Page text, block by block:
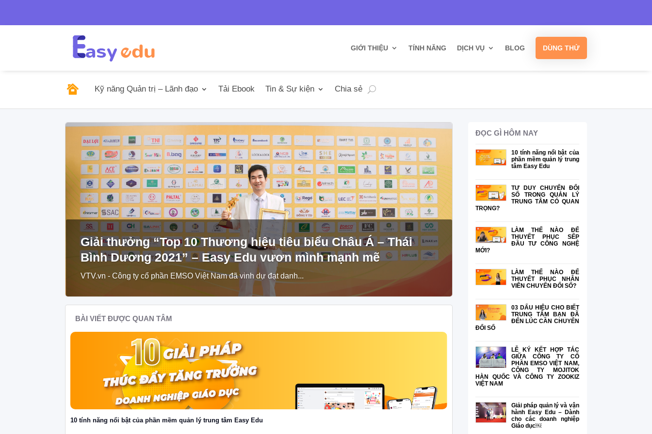
GIỚI THIỆU TÍNH NĂNG DỊCH VỤ BLOG DÙNG THỬ
Kỹ năng Quản trị – Lãnh đạo Tải Ebook Tin & Sự kiện Chia sẻ
Giải thưởng “Top 10 Thương hiệu tiêu biểu Châu Á – Thái
Bình Dương 2021” – Easy Edu vươn mình mạnh mẽ
VTV.vn - Công ty cổ phần EMSO Việt Nam đã vinh dự đạt danh...
BÀI VIẾT ĐƯỢC QUAN TÂM
10 tính năng nổi bật của phần mềm quản lý trung tâm Easy Edu TƯ DUY CHUYỂN ĐỔI SỐ TRONG QUẢN LÝ TRUNG TÂM CÓ QUAN
ĐỌC GÌ HÔM NAY
10 tính năng nổi bật của
phần mềm quản lý trung
tâm Easy Edu
TƯ DUY CHUYỂN ĐỔI
SỐ TRONG QUẢN LÝ
TRUNG TÂM CÓ QUAN
TRỌNG?
LÀM THẾ NÀO ĐỂ
THUYẾT PHỤC SẾP
ĐẦU TƯ CÔNG NGHỆ
MỚI?
LÀM THẾ NÀO ĐỂ
THUYẾT PHỤC NHÂN
VIÊN CHUYỂN ĐỔI SỐ?
03 DẤU HIỆU CHO BIẾT
TRUNG TÂM BẠN ĐÃ
ĐẾN LÚC CẦN CHUYỂN
ĐỔI SỐ
LỄ KÝ KẾT HỢP TÁC
GIỮA CÔNG TY CỔ
PHẦN EMSO VIỆT NAM,
CÔNG TY MOJITOK
HÀN QUỐC VÀ CÔNG TY ZOOKIZ
VIỆT NAM
Giải pháp quản lý và vận
hành Easy Edu – Dành
cho các doanh nghiệp
Giáo dục￼